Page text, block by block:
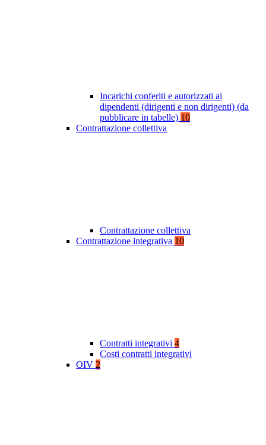
Incarichi conferiti e autorizzati ai
dipendenti (dirigenti e non dirigenti) (da
pubblicare in tabelle) 10
Contrattazione collettiva
Contrattazione collettiva
Contrattazione integrativa 10
Contratti integrativi 4
Costi contratti integrativi
OIV 2